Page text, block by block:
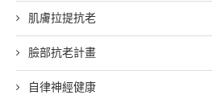
肌膚拉提抗老
臉部抗老計畫
自律神經健康